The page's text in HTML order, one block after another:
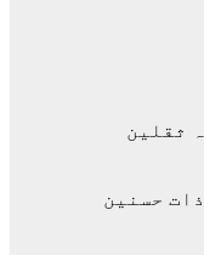
ثقلین
حسنین